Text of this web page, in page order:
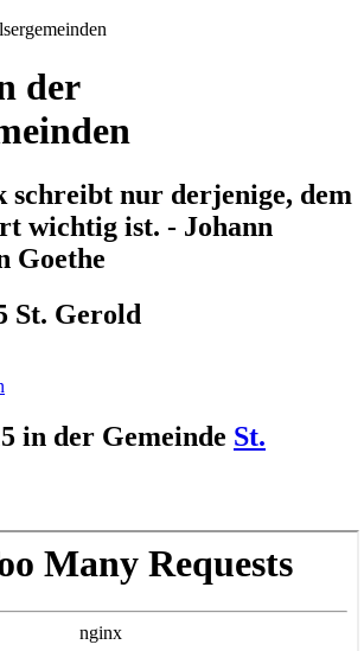
der
schreibt nur derjenige, dem
wichtig ist. - Johann
Goethe
St. Gerold
in der Gemeinde St.